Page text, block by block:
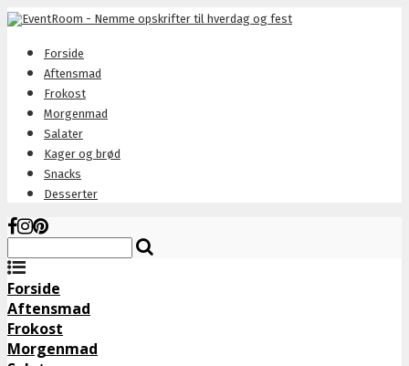
Forside
Aftensmad
Frokost
Morgenmad
Salater
Kager og brød
Snacks
Desserter
Forside
Aftensmad
Frokost
Morgenmad